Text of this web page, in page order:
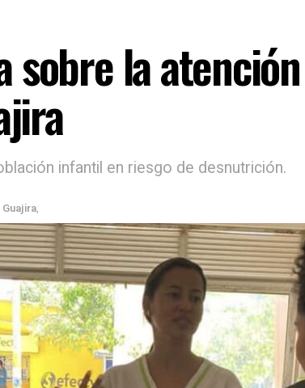
sobre la
infantil en riesgo de desnutrición.
Guajira,